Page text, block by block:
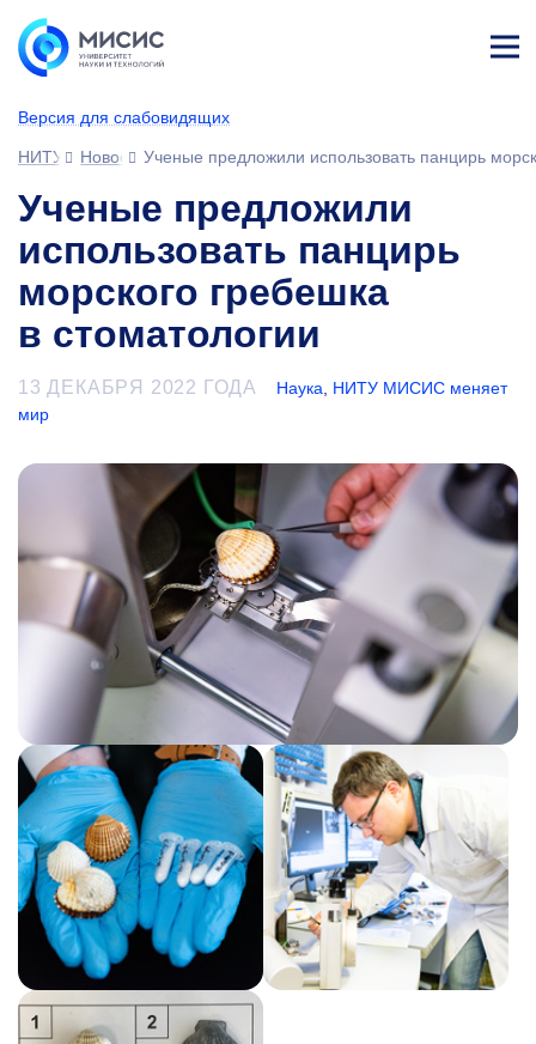
Версия для слабовидящих
ине
НИТУ МИСИС
НовостиУченые предложили использовать панцирь
Ученые предложили
использовать панцирь
морского гребешка
в стоматологии
13 ДЕКАБРЯ 2022 ГОДА Наука
НИТУ МИСИС меняет
мир